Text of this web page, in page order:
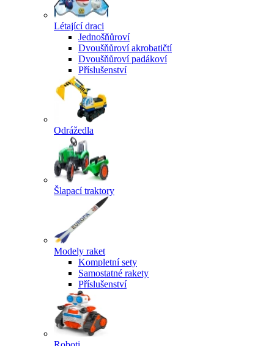
Létající draci
Jednošňůroví
Dvoušňůroví akrobatičtí
Dvoušňůroví padákoví
Příslušenství
Odrážedla
Šlapací traktory
Modely raket
Kompletní sety
Samostatné rakety
Příslušenství